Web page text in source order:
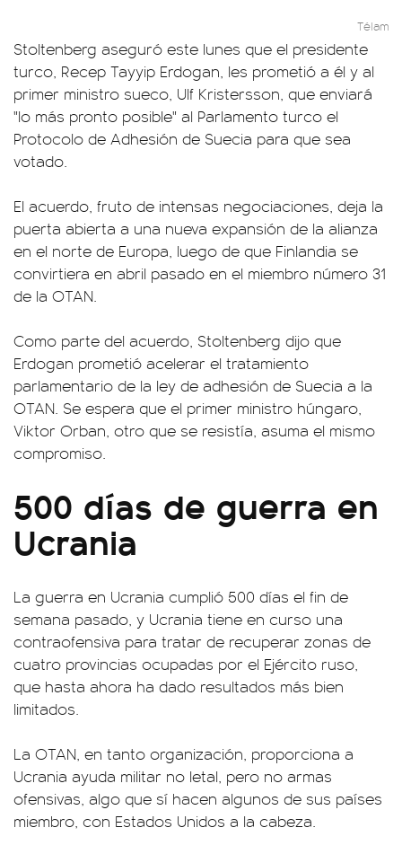
Télam
Stoltenberg aseguró este lunes que el presidente
turco, Recep Tayyip Erdogan, les prometió a él y al
primer ministro sueco, Ulf Kristersson, que enviará
"lo más pronto posible" al Parlamento turco el
Protocolo de Adhesión de Suecia para que sea
votado.
El acuerdo, fruto de intensas negociaciones, deja la
puerta abierta a una nueva expansión de la alianza
en el norte de Europa, luego de que Finlandia se
convirtiera en abril pasado en el miembro número 31
de la OTAN.
Como parte del acuerdo, Stoltenberg dijo que
Erdogan prometió acelerar el tratamiento
parlamentario de la ley de adhesión de Suecia a la
OTAN. Se espera que el primer ministro húngaro,
Viktor Orban, otro que se resistía, asuma el mismo
compromiso.
500 días de guerra en
Ucrania
La guerra en Ucrania cumplió 500 días el fin de
semana pasado, y Ucrania tiene en curso una
contraofensiva para tratar de recuperar zonas de
cuatro provincias ocupadas por el Ejército ruso,
que hasta ahora ha dado resultados más bien
limitados.
La OTAN, en tanto organización, proporciona a
Ucrania ayuda militar no letal, pero no armas
ofensivas, algo que sí hacen algunos de sus países
miembro, con Estados Unidos a la cabeza.